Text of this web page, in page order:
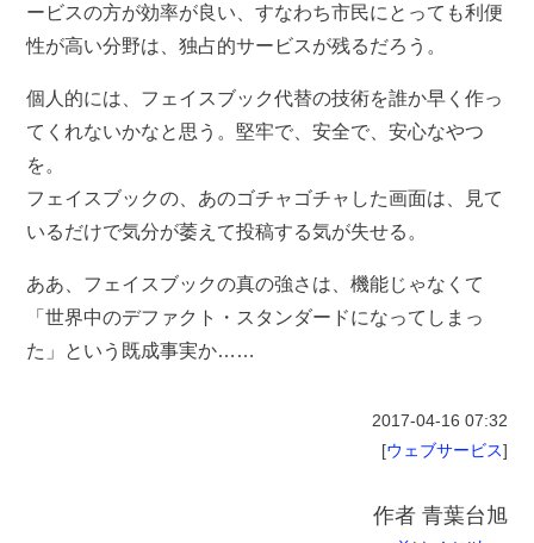
ービスの方が効率が良い、すなわち市民にとっても利便
性が高い分野は、独占的サービスが残るだろう。
個人的には、フェイスブック代替の技術を誰か早く作っ
てくれないかなと思う。堅牢で、安全で、安心なやつ
を。
フェイスブックの、あのゴチャゴチャした画面は、見て
いるだけで気分が萎えて投稿する気が失せる。
ああ、フェイスブックの真の強さは、機能じゃなくて
「世界中のデファクト・スタンダードになってしまっ
た」という既成事実か……
2017-04-16 07:32
[ウェブサービス]
作者 青葉台旭